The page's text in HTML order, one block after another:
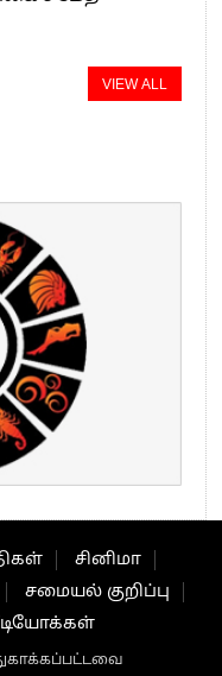
VIEW ALL
சினிமா
சமையல் குறிப்பு